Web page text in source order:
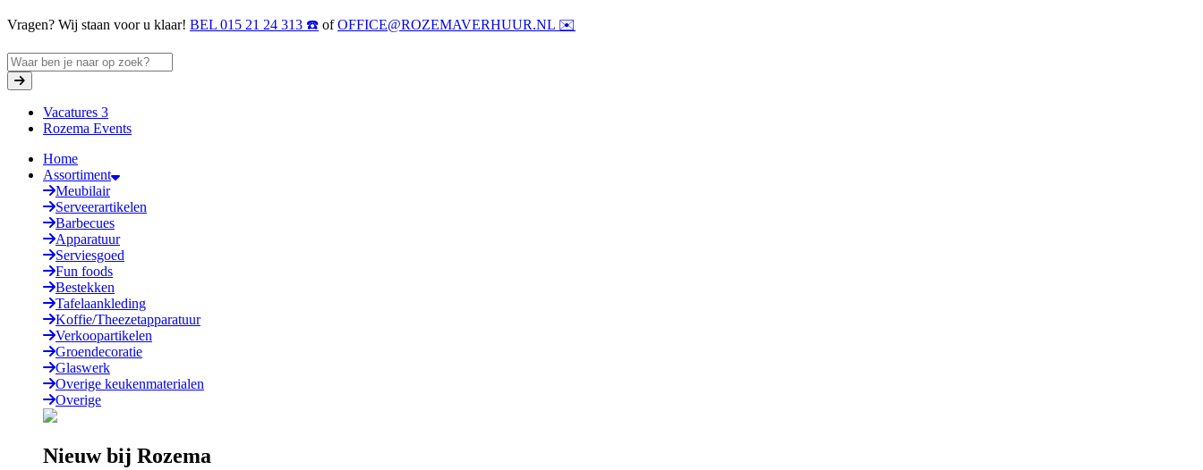
Vragen? Wij staan voor u klaar! BEL 015 21 24 313 ☎️ ofOFFICE@ROZEMAVERHUUR.NL ✉️
Vacatures 3
Rozema Events
Home
Assortiment
Meubilair
Serveerartikelen
Barbecues
Apparatuur
Serviesgoed
Fun foods
Bestekken
Tafelaankleding
Koffie/Theezetapparatuur
Verkoopartikelen
Groendecoratie
Glaswerk
Overige keukenmaterialen
Overige
Nieuw bij Rozema